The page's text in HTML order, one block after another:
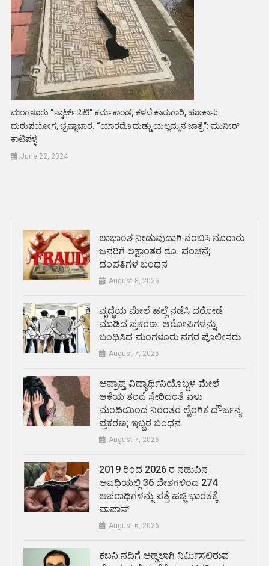
ಮಂಗಳೂರು “ಸ್ಮಾರ್ಟ್ ಸಿಟಿ” ಕರ್ಮಕಾಂಡ; ಕಳಪೆ ಕಾಮಗಾರಿ, ಹಣಕಾಸು
ದುರುಪಯೋಗ, ಭ್ರಷ್ಟಾಚಾರ. “ಯಾರದೊ ದುಡ್ಡು ಯಲ್ಲಮ್ಮನ ಜಾತ್ರೆ”: ಮುನೀರ್
ಕಾಟಿಪಳ್ಳ
June 22, 2024
ಲಾಭಾಂಶ ನೀಡುವುದಾಗಿ ನಂಬಿಸಿ ನೂರಾರು
ಜನರಿಗೆ ಲಕ್ಷಾಂತರ ರೂ. ವಂಚನೆ;
ದಂಪತಿಗಳ ಬಂಧನ
August 8, 2026
ವೃದ್ಧೆಯ ಮೇಲೆ ಹಲ್ಲೆ ನಡೆಸಿ ದರೋಡೆ
ಮಾಡಿದ ಪ್ರಕರಣ: ಆರೋಪಿಗಳನ್ನು
ಬಂಧಿಸಿದ ಮಂಗಳೂರು ನಗರ ಪೊಲೀಸರು
August 7, 2026
ಅಪ್ರಾಪ್ತ ವಿದ್ಯಾರ್ಥಿನಿಯೊಬ್ಬಳ ಮೇಲೆ
ಆಕೆಯ ತಂದೆ ಸೇರಿದಂತೆ ಏಳು
ಮಂದಿಯಿಂದ ನಿರಂತರ ಲೈಂಗಿಕ ದೌರ್ಜನ್ಯ
ಪ್ರಕರಣ; ಇಬ್ಬರ ಬಂಧನ
August 7, 2026
2019 ರಿಂದ 2026 ರ ನಡುವಿನ
ಅವಧಿಯಲ್ಲಿ 36 ದೇಶಗಳಿಂದ 274
ಅಪರಾಧಿಗಳನ್ನು ಪತ್ತೆ ಹಚ್ಚಿ ಭಾರತಕ್ಕೆ
ವಾಪಾಸ್
August 6, 2026
ಕಬನಿ ನದಿಗೆ ಅಡ್ಡಲಾಗಿ ನಿರ್ಮಿಸಲಿರುವ